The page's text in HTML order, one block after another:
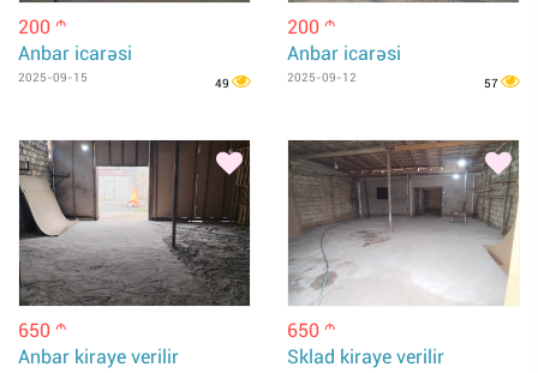
200 m
Anbar icarəsi
2025-09-15 49
200 m
Anbar icarəsi
2025-09-12 57
650 m
Anbar kiraye verilir
650 m
Sklad kiraye verilir